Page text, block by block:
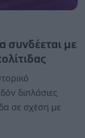
συνδέεται με
διπλάσιες
σε σχέση με